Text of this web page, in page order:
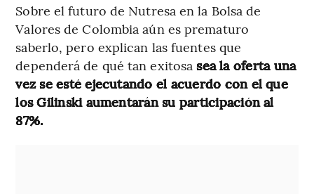
Sobre el futuro de Nutresa en la Bolsa de
Valores de Colombia aún es prematuro
saberlo, pero explican las fuentes que
dependerá de qué tan exitosasea la oferta una
vez se esté ejecutando el acuerdo con el que
los Gilinski aumentarán su participación al
87%.